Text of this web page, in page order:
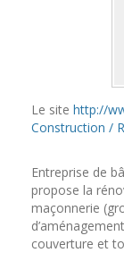
Le site http://
Construction /
Entreprise de
propose la
maçonnerie
couverture et